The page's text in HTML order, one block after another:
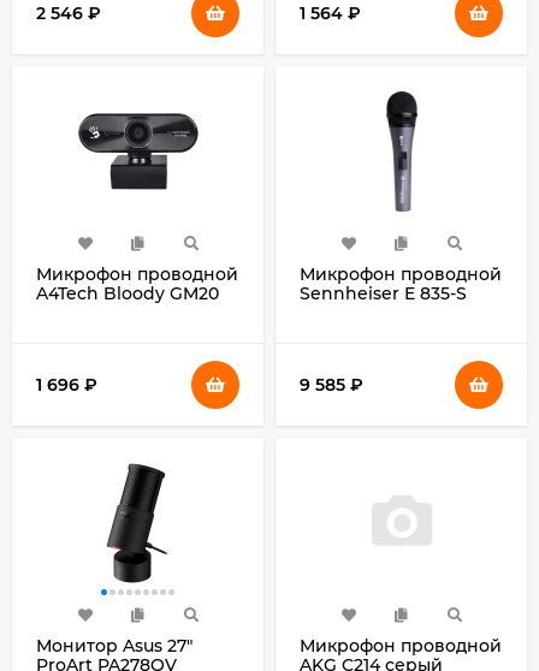
2 546 ₽ 1 564 ₽
Микрофон проводной
A4Tech Bloody GM20
1 696 ₽
Микрофон проводной
Sennheiser E 835-S
9 585 ₽
Монитор Asus 27"
ProArt PA278QV
Микрофон проводной
AKG C214 серый